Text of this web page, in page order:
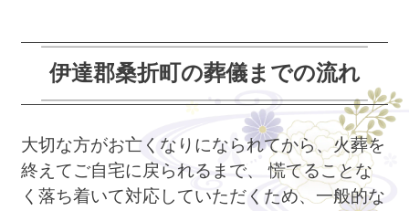
伊達郡桑折町の葬儀までの流れ
大切な方がお亡くなりになられてから、火葬を
終えてご自宅に戻られるまで、
慌てることな
く落ち着いて対応していただくため、一般的な